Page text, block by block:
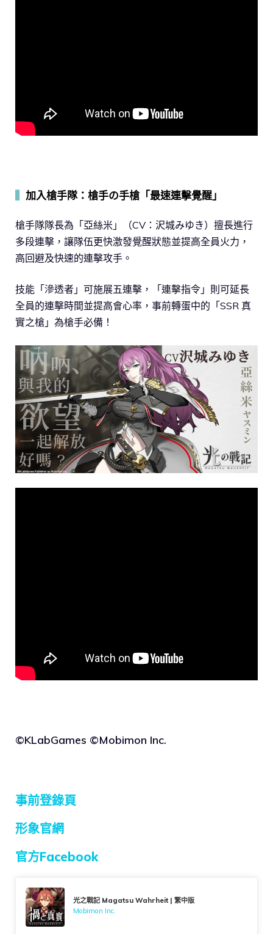
加入槍手隊：槍手の手槍「最速連擊覺醒」
槍手隊隊長為「亞絲米」（CV：沢城みゆき）擅長進行
多段連擊，讓隊伍更快激發覺醒狀態並提高全員火力，
高回避及快速的連擊攻手。
技能「滲透者」可施展五連擊，「連擊指令」則可延長
全員的連擊時間並提高會心率，事前轉蛋中的「SSR 真
實之槍」為槍手必備！
©KLabGames ©Mobimon Inc.
事前登錄頁
形象官網
官方Facebook
光之戰記 Magatsu Wahrheit | 繁中版
Mobimon Inc.